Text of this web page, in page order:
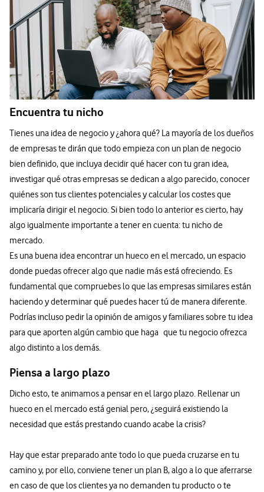
Encuentra tu nicho
Tienes una idea de negocio y ¿ahora qué? La mayoría de los dueños
de empresas te dirán que todo empieza con un plan de negocio
bien definido, que incluya decidir qué hacer con tu gran idea,
investigar qué otras empresas se dedican a algo parecido, conocer
quiénes son tus clientes potenciales y calcular los costes que
implicaría dirigir el negocio. Si bien todo lo anterior es cierto, hay
algo igualmente importante a tener en cuenta: tu nicho de
mercado.
Es una buena idea encontrar un hueco en el mercado, un espacio
donde puedas ofrecer algo que nadie más está ofreciendo. Es
fundamental que compruebes lo que las empresas similares están
haciendo y determinar qué puedes hacer tú de manera diferente.
Podrías incluso pedir la opinión de amigos y familiares sobre tu idea
para que aporten algún cambio que haga que tu negocio ofrezca
algo distinto a los demás.
Piensa a largo plazo
Dicho esto, te animamos a pensar en el largo plazo. Rellenar un
hueco en el mercado está genial pero, ¿seguirá existiendo la
necesidad que estás prestando cuando acabe la crisis?
Hay que estar preparado ante todo lo que pueda cruzarse en tu
camino y, por ello, conviene tener un plan B, algo a lo que aferrarse
en caso de que los clientes ya no demanden tu producto o te